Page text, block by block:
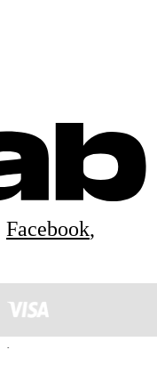
Facebook,